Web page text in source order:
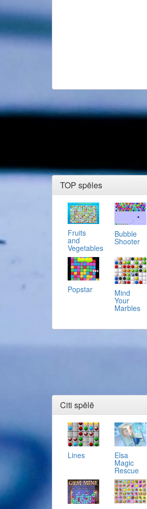
TOP spēles
Fruits
and
Vegetables
Bubble
Shooter
Popstar Mind
Your
Marbles
Citi spēlē
Lines Elsa
Magic
Rescue